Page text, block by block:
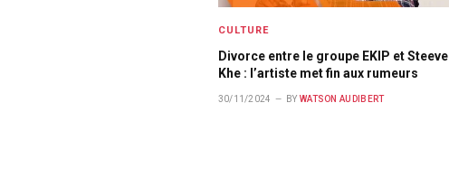
CULTURE
Divorce entre le groupe EKIP et Steeve
Khe : l’artiste met fin aux rumeurs
30/11/2024 BY WATSON AUDIBERT